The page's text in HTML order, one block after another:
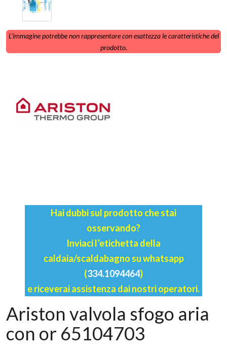
L'immagine potrebbe non rappresentare con esattezza le caratteristiche del
prodotto.
Hai dubbi sul prodotto che stai
osservando?
Inviaci l’etichetta della
caldaia/scaldabagno su whatsapp
(334.1094464)
e riceverai assistenza dai nostri operatori.
Ariston valvola sfogo aria
con or 65104703